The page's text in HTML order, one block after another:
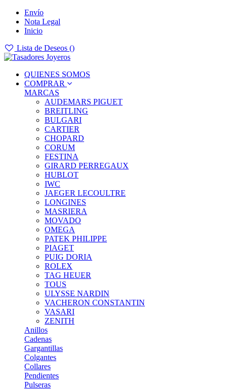
Envío
Nota Legal
Inicio
Lista de Deseos ()
QUIENES SOMOS
COMPRAR
MARCAS
AUDEMARS PIGUET
BREITLING
BULGARI
CARTIER
CHOPARD
CORUM
FESTINA
GIRARD PERREGAUX
HUBLOT
IWC
JAEGER LECOULTRE
LONGINES
MASRIERA
MOVADO
OMEGA
PATEK PHILIPPE
PIAGET
PUIG DORIA
ROLEX
TAG HEUER
TOUS
ULYSSE NARDIN
VACHERON CONSTANTIN
VASARI
ZENITH
Anillos
Cadenas
Gargantillas
Colgantes
Collares
Pendientes
Pulseras